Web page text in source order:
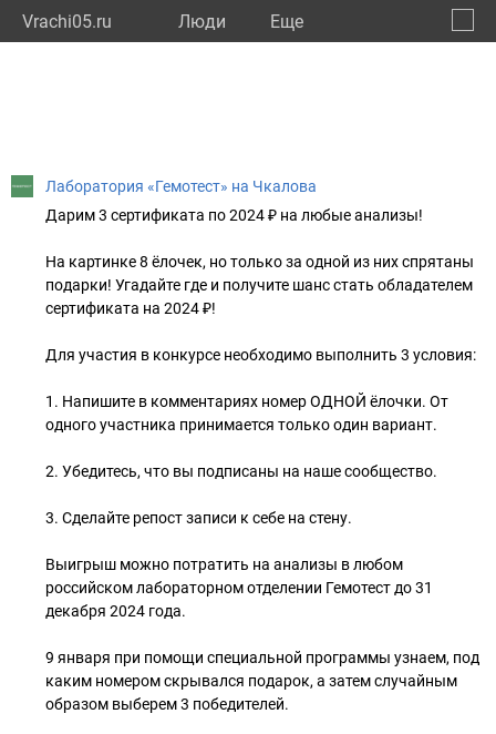
Vrachi05.ru Люди Eще
Лаборатория «Гемотест» на Чкалова
Дарим 3 сертификата по 2024 ₽ на любые анализы!
На картинке 8 ёлочек, но только за одной из них спрятаны
подарки! Угадайте где и получите шанс стать обладателем
сертификата на 2024 ₽!
Для участия в конкурсе необходимо выполнить 3 условия:
1. Напишите в комментариях номер ОДНОЙ ёлочки. От
одного участника принимается только один вариант.
2. Убедитесь, что вы подписаны на наше сообщество.
3. Сделайте репост записи к себе на стену.
Выигрыш можно потратить на анализы в любом
российском лабораторном отделении Гемотест до 31
декабря 2024 года.
9 января при помощи специальной программы узнаем, под
каким номером скрывался подарок, а затем случайным
образом выберем 3 победителей.